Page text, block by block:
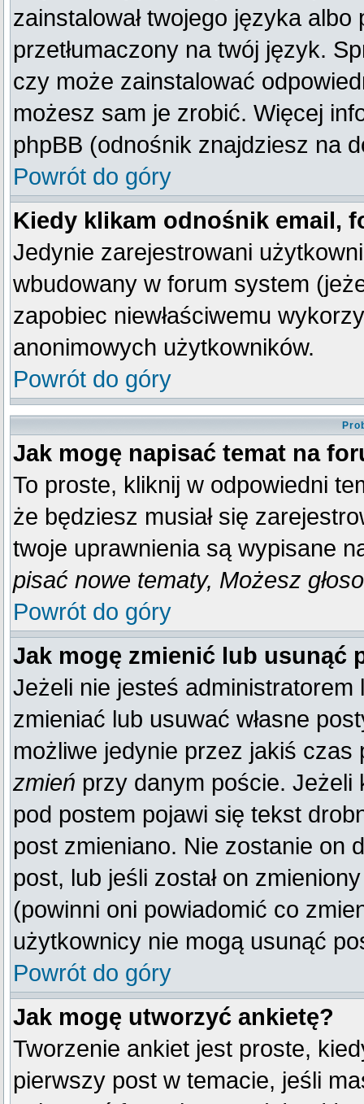
zainstalował twojego języka
przetłumaczony na twój język.
czy może zainstalować
możesz sam je zrobić. Więcej
phpBB (odnośnik znajdziesz na
Powrót do góry
Kiedy klikam odnośnik email,
Jedynie zarejestrowani
wbudowany w forum system
zapobiec niewłaściwemu
anonimowych użytkowników.
Powrót do góry
Jak mogę napisać temat na
To proste, kliknij w odpowiedni
że będziesz musiał się
twoje uprawnienia są wypisane
pisać nowe tematy, Możesz
Powrót do góry
Jak mogę zmienić lub usunąć
Jeżeli nie jesteś
zmieniać lub usuwać własne
możliwe jedynie przez jakiś
zmień przy danym poście. Jeżeli
pod postem pojawi się tekst
post zmieniano. Nie zostanie on
post, lub jeśli został on
(powinni oni powiadomić co
użytkownicy nie mogą usunąć
Powrót do góry
Jak mogę utworzyć ankietę?
Tworzenie ankiet jest proste,
pierwszy post w temacie, jeśli